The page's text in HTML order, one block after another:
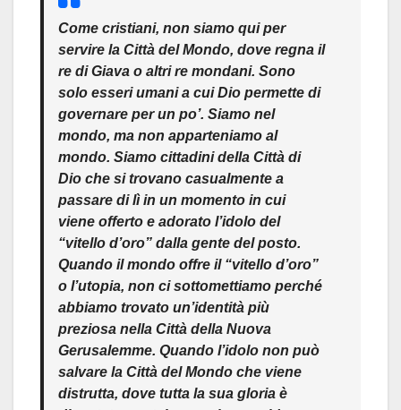
Come cristiani, non siamo qui per
servire la Città del Mondo, dove regna il
re di Giava o altri re mondani. Sono
solo esseri umani a cui Dio permette di
governare per un po’. Siamo nel
mondo, ma non apparteniamo al
mondo. Siamo cittadini della Città di
Dio che si trovano casualmente a
passare di lì in un momento in cui
viene offerto e adorato l’idolo del
“vitello d’oro” dalla gente del posto.
Quando il mondo offre il “vitello d’oro”
o l’utopia, non ci sottomettiamo perché
abbiamo trovato un’identità più
preziosa nella Città della Nuova
Gerusalemme. Quando l’idolo non può
salvare la Città del Mondo che viene
distrutta, dove tutta la sua gloria è